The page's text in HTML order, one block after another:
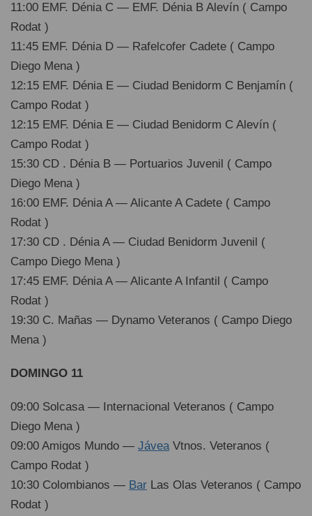
11:00 EMF. Dénia C — EMF. Dénia B Alevín ( Campo
Rodat )
11:45 EMF. Dénia D — Rafelcofer Cadete ( Campo
Diego Mena )
12:15 EMF. Dénia E — Ciudad Benidorm C Benjamín (
Campo Rodat )
12:15 EMF. Dénia E — Ciudad Benidorm C Alevín (
Campo Rodat )
15:30 CD . Dénia B — Portuarios Juvenil ( Campo
Diego Mena )
16:00 EMF. Dénia A — Alicante A Cadete ( Campo
Rodat )
17:30 CD . Dénia A — Ciudad Benidorm Juvenil (
Campo Diego Mena )
17:45 EMF. Dénia A — Alicante A Infantil ( Campo
Rodat )
19:30 C. Mañas — Dynamo Veteranos ( Campo Diego
Mena )
DOMINGO 11
09:00 Solcasa — Internacional Veteranos ( Campo
Diego Mena )
09:00 Amigos Mundo — JáveaVtnos. Veteranos (
Campo Rodat )
10:30 Colombianos — Bar Las Olas Veteranos ( Campo
Rodat )